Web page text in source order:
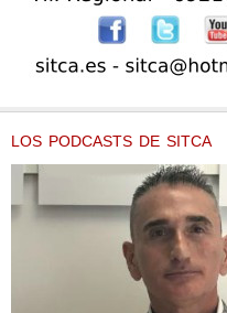
LOS PODCASTS DE SITCA